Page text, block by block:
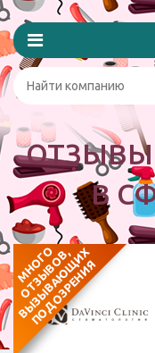
В
М
Н
О
Г
О
О
Т
З
Ы
В
О
В
,
В
Ы
З
Ы
В
А
Ю
Щ
И
Х
П
О
Д
О
З
Р
Е
Н
И
Я